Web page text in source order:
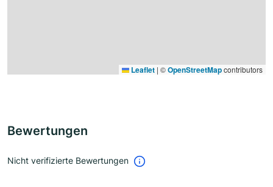
Leaflet | ©OpenStreetMapcontributors
Bewertungen
Nicht verifizierte Bewertungen